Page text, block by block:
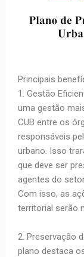
Principais
1. Gestão
uma gestão
CUB entre os
responsáveis
urbano. Isso
que deve ser
agentes do
Com isso, as
territorial serão
2. Preservação
plano destaca